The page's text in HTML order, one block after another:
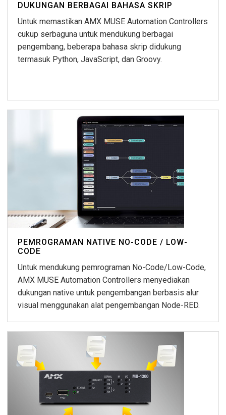
DUKUNGAN BERBAGAI BAHASA SKRIP
Untuk memastikan AMX MUSE Automation Controllers
cukup serbaguna untuk mendukung berbagai
pengembang, beberapa bahasa skrip didukung
termasuk Python, JavaScript, dan Groovy.
PEMROGRAMAN NATIVE NO-CODE / LOW-
CODE
Untuk mendukung pemrograman No-Code/Low-Code,
AMX MUSE Automation Controllers menyediakan
dukungan native untuk pengembangan berbasis alur
visual menggunakan alat pengembangan Node-RED.